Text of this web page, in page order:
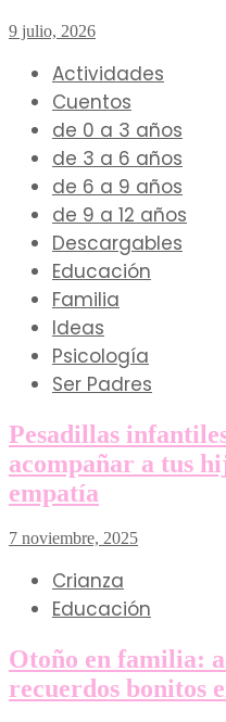
9 julio, 2026
Actividades
Cuentos
de 0 a 3 años
de 3 a 6 años
de 6 a 9 años
de 9 a 12 años
Descargables
Educación
Familia
Ideas
Psicología
Ser Padres
Pesadillas
acompañar a tus
empatía
7 noviembre, 2025
Crianza
Educación
Otoño en familia:
recuerdos bonitos